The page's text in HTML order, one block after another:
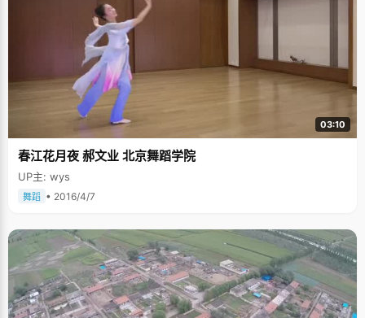
03:10
春江花月夜 郝文业 北京舞蹈学院
UP主: wys
舞蹈 • 2016/4/7